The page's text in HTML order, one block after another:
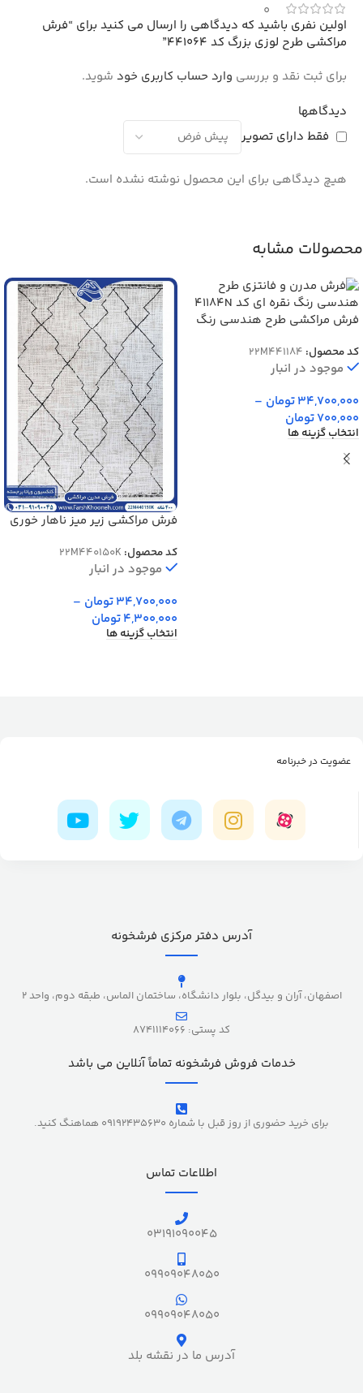
0
دیدگاهها
فقط دارای تصویر
هیچ دیدگاهی برای این محصول نوشته نشده است.
اولین نفری باشید که دیدگاهی را ارسال می کنید برای “فرش
مراکشی طرح لوزی بزرگ کد 441064”
برای ثبت نقد و بررسی وارد حساب کاربری خود شوید.
محصولات مشابه
فرش مراکشی طرح هندسی رنگ
کد محصول: 22M441184
موجود در انبار
34,700,000تومان –
700,000تومان
انتخاب گزینه ها
فرش مراکشی زیر میز ناهار خوری
کد محصول: 22M440150K
موجود در انبار
34,700,000تومان –
4,300,000تومان
انتخاب گزینه ها
عضویت در خبرنامه
آدرس دفتر مرکزی فرشخونه
اصفهان، آران و بیدگل، بلوار دانشگاه، ساختمان الماس، طبقه دوم، واحد 2
کد پستی: 8741114066
خدمات فروش فرشخونه تماماً آنلاین می باشد
برای خرید حضوری از روز قبل با شماره 09192435630 هماهنگ کنید.
اطلاعات تماس
03191090045
09909048050
09909048050
آدرس ما در نقشه بلد